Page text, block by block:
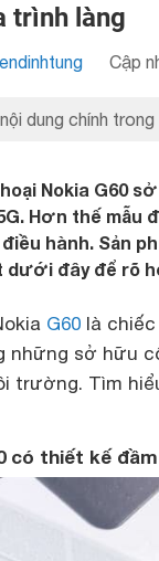
trình làng
Cập
dung chính trong
Nokia G60
Hơn thế mẫu
hành. Sản
dưới đây để rõ
G60 là
những sở hữu
trường. Tìm
có thiết kế